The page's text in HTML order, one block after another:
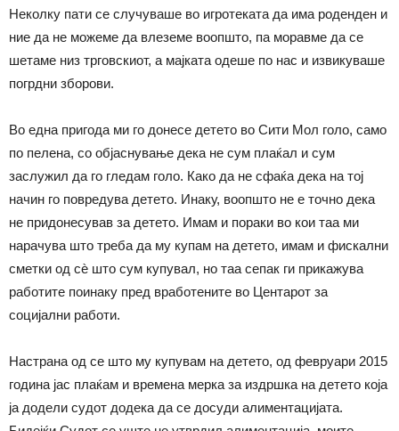
Неколку пати се случуваше во игротеката да има роденден и
ние да не можеме да влеземе воопшто, па моравме да се
шетаме низ трговскиот, а мајката одеше по нас и извикуваше
погрдни зборови.
Во една пригода ми го донесе детето во Сити Мол голо, само
по пелена, со објаснување дека не сум плаќал и сум
заслужил да го гледам голо. Како да не сфаќа дека на тој
начин го повредува детето. Инаку, воопшто не е точно дека
не придонесував за детето. Имам и пораки во кои таа ми
нарачува што треба да му купам на детето, имам и фискални
сметки од сѐ што сум купувал, но таа сепак ги прикажува
работите поинаку пред вработените во Центарот за
социјални работи.
Настрана од се што му купувам на детето, од февруари 2015
година јас плаќам и времена мерка за издршка на детето која
ја додели судот додека да се досуди алиментацијата.